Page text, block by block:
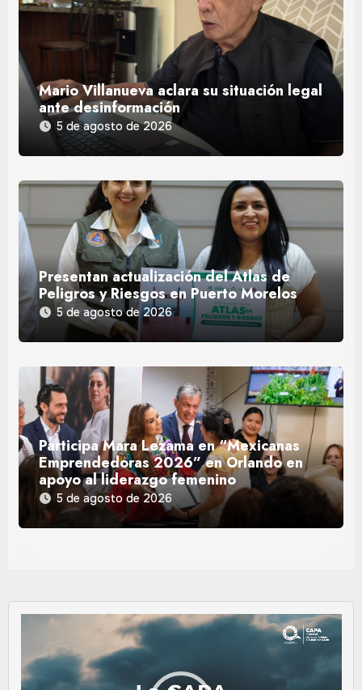
Mario Villanueva aclara su situación legal
ante desinformación
5 de agosto de 2026
Presentan actualización del Atlas de
Peligros y Riesgos en Puerto Morelos
5 de agosto de 2026
Participa Mara Lezama en “Mexicanas
Emprendedoras 2026” en Orlando en
apoyo al liderazgo femenino
5 de agosto de 2026
Reproductor
vídeo